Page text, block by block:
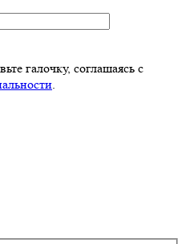
галочку, соглашаясь с
.